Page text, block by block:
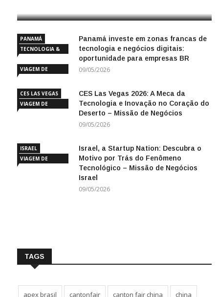
PANAMÁ
TECNOLOGIA &
VIAGEM DE
Panamá investe em zonas francas de
tecnologia e negócios digitais:
oportunidade para empresas BR
09/05/2026
CES LAS VEGAS
VIAGEM DE
CES Las Vegas 2026: A Meca da
Tecnologia e Inovação no Coração do
Deserto – Missão de Negócios
09/05/2026
ISRAEL
VIAGEM DE
Israel, a Startup Nation: Descubra o
Motivo por Trás do Fenômeno
Tecnológico – Missão de Negócios
Israel
09/05/2026
TAGS
apex brasil cantonfair canton fair china china